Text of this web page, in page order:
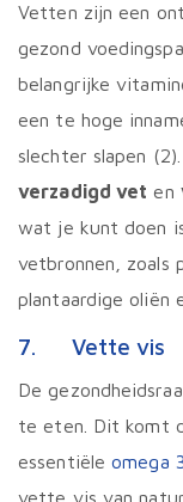
Vetten zijn een
gezond
belangrijke
een te hoge
slechter slapen
verzadigd vet en
wat je kunt doen
vetbronnen, zoals
plantaardige oliën
7. Vette vis
De
te eten. Dit komt
essentiëleomega
vette vis van